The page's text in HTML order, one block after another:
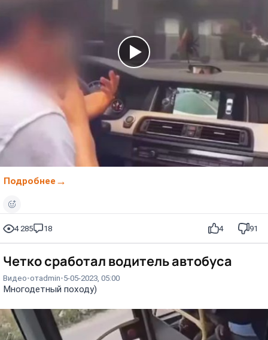
Подробнее
4 285 18 4 91
Четко сработал водитель автобуса⁠⁠
Видео отadmin 5-05-2023, 05:00
Многодетный походу)